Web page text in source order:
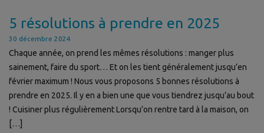
5 résolutions à prendre en 2025
30 décembre 2024
Chaque année, on prend les mêmes résolutions : manger plus
sainement, faire du sport… Et on les tient généralement jusqu’en
février maximum ! Nous vous proposons 5 bonnes résolutions à
prendre en 2025. Il y en a bien une que vous tiendrez jusqu’au bout
! Cuisiner plus régulièrement Lorsqu’on rentre tard à la maison, on
[…]